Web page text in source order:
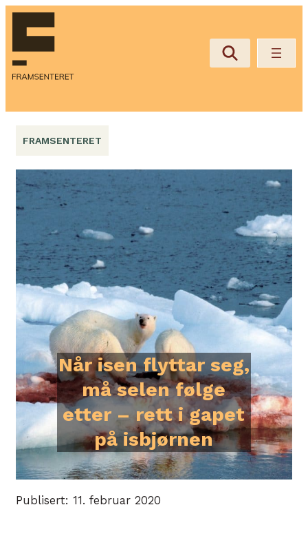
Hopp
innhold
FRAMSENTERET
Når isen flyttar seg,
må selen følge
etter – rett i gapet
på isbjørnen
Publisert: 11. februar 2020